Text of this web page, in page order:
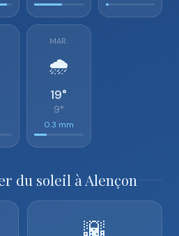
MAR.
🌧️
19°
9°
0.3 mm
du soleil à Alençon
🌇